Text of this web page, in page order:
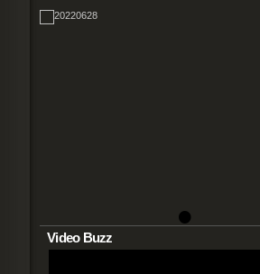
•
Video Buzz